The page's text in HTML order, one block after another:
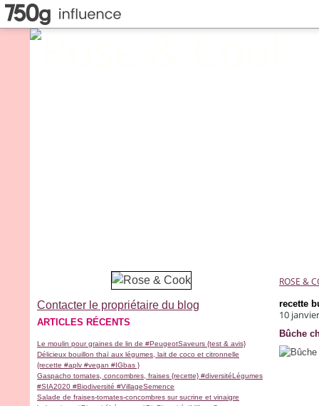
Contacter le propriétaire du blog
ARTICLES RÉCENTS
Le moulin pour graines de lin de #PeugeotSaveurs {test & avis}
Délicieux bouillon thaï aux légumes, lait de coco et citronnelle
{recette #aplv #vegan #IGbas }
Gaspacho tomates, concombres, fraises {recette} #diversitéLégumes
#SIA2020 #Biodiversité #VillageSemence
Salade de fraises-tomates-concombres sur sucrine et vinaigre
ROSE &
recette
10
Bûche